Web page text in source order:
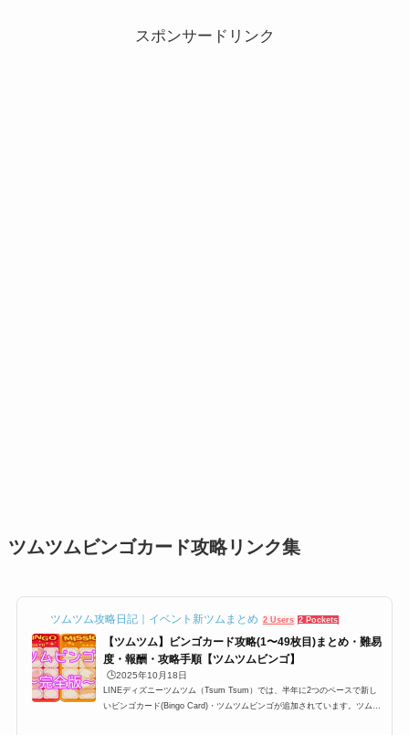
スポンサードリンク
ツムツムビンゴカード攻略リンク集
ツムツム攻略日記｜イベント新ツムまとめ 2 Users 2 Pockets
【ツムツム】ビンゴカード攻略(1〜49枚目)まとめ・難易
度・報酬・攻略手順【ツムツムビンゴ】
🕒️2025年10月18日
LINEディズニーツムツム（Tsum Tsum）では、半年に2つのペースで新し
いビンゴカード(Bingo Card)・ツムツムビンゴが追加されています。ツムツ